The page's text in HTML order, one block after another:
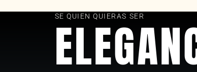
SE QUIEN QUIERAS SER